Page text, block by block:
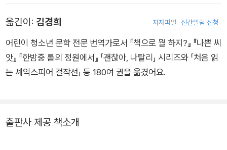
옮긴이: 김경희 저자파일 신간알림 신청
어린이 청소년 문학 전문 번역가로서 『책으로 뭘 하지?』 『나쁜 씨
앗』 『한밤중 톰의 정원에서』 「괜찮아, 나탈리」 시리즈와 「처음 읽
는 셰익스피어 걸작선」 등 180여 권을 옮겼어요.
출판사 제공 책소개